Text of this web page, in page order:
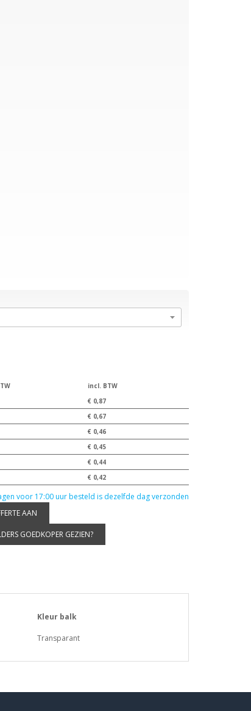
incl. BTW
€ 0,87
€ 0,67
€ 0,46
€ 0,45
€ 0,44
€ 0,42
voor 17:00 uur besteld is dezelfde dag verzonden
AAN
GOEDKOPER GEZIEN?
Kleur balk
Transparant